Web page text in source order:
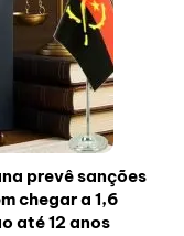
prevê sanções
chegar a 1,6
até 12 anos